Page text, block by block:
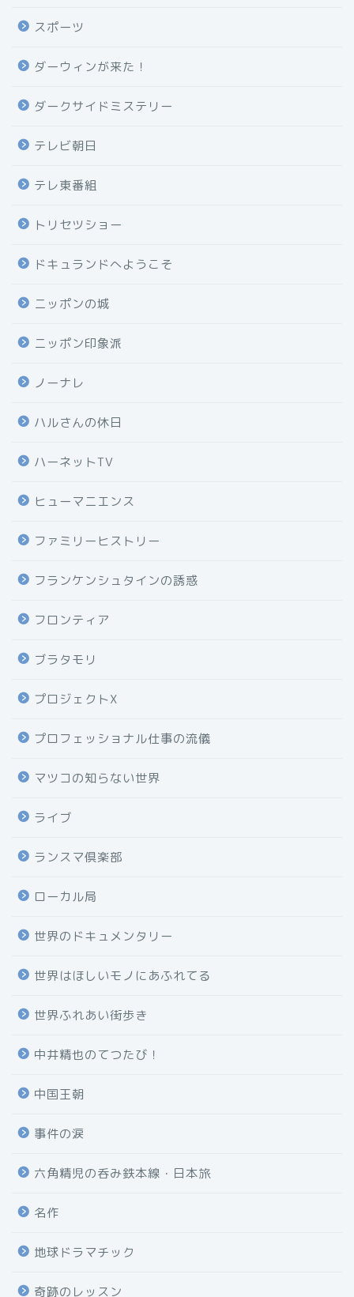
スポーツ
ダーウィンが来た！
ダークサイドミステリー
テレビ朝日
テレ東番組
トリセツショー
ドキュランドへようこそ
ニッポンの城
ニッポン印象派
ノーナレ
ハルさんの休日
ハーネットTV
ヒューマニエンス
ファミリーヒストリー
フランケンシュタインの誘惑
フロンティア
ブラタモリ
プロジェクトX
プロフェッショナル仕事の流儀
マツコの知らない世界
ライブ
ランスマ倶楽部
ローカル局
世界のドキュメンタリー
世界はほしいモノにあふれてる
世界ふれあい街歩き
中井精也のてつたび！
中国王朝
事件の涙
六角精児の呑み鉄本線・日本旅
名作
地球ドラマチック
奇跡のレッスン